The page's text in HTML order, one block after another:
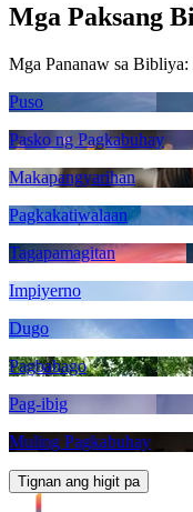
Mga Paksang
Mga Pananaw sa Bibliya:
Puso
Pasko ng Pagkabuhay
Makapangyarihan
Pagkakatiwalaan
Tagapamagitan
Impiyerno
Dugo
Pagbabago
Pag-ibig
Muling Pagkabuhay
Tignan ang higit pa